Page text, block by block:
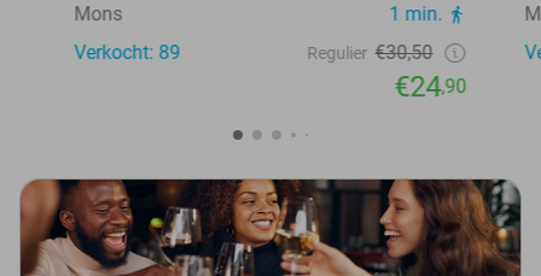
Mons
1 min.
Verkocht: 89
Regulier €30,50
€24,90